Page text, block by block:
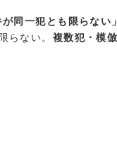
同一犯とも限らない」
らない。 複数犯・模